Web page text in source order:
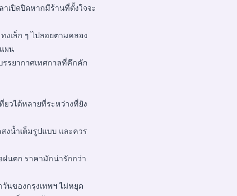
าเปิดปิดหากมีร้านที่ตั้งใจจะ
เล็ก ๆ ไปลอยตามคลอง
ผน
รยากาศเทศกาลที่คึกคัก
วได้หลายที่ระหว่างที่ยัง
งน้ำเต็มรูปแบบ และควร
ฝนตก ราคามักน่ารักกว่า
นของกรุงเทพฯ ไม่หยุด